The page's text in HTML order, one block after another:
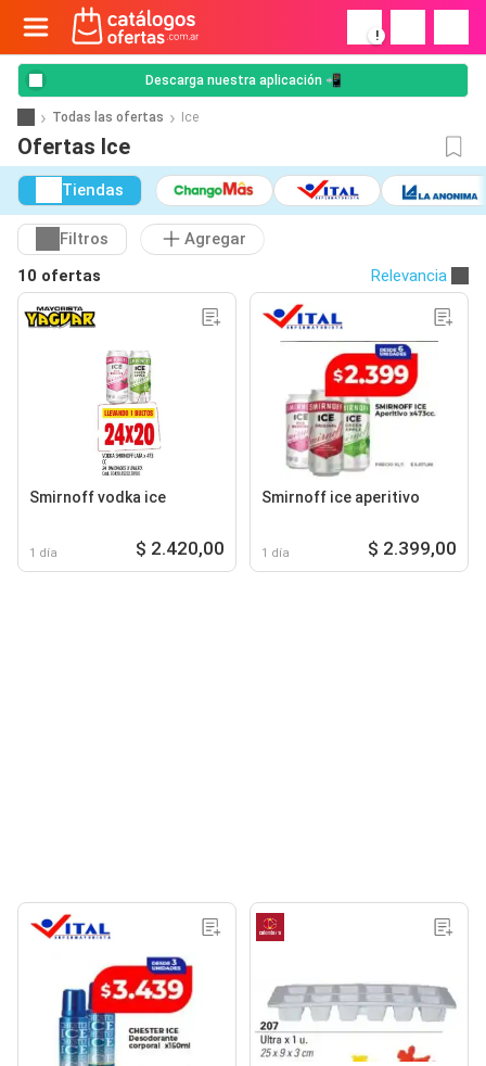
!
Descarga nuestra aplicación 📲
Todas las ofertas Ice
Ofertas Ice
Tiendas
Filtros
Agregar
10 ofertas
Relevancia
Smirnoff vodka ice
1 día $ 2.420,00
Smirnoff ice aperitivo
1 día $ 2.399,00